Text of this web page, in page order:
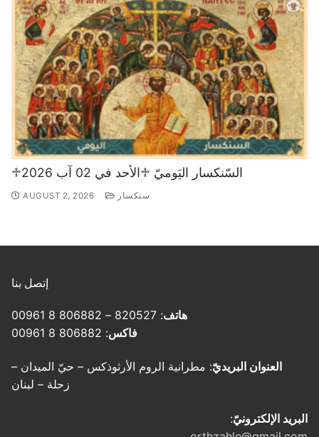
♱السّنكسار اليَوميّ ♱الأحد في 02 آب 2026
AUGUST 2, 2026 سنكسار
إتصل بنا
هاتف: 820527 – 806882 8 00961
فاكس: 806882 8 00961
العنوان البريديّ: مطرانية الروم الأرثوذكس – حيّ الميدان –
زحلة – لبنان
البريد الإلكترونيّ: